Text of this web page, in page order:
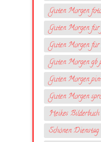
Guten Morgen
Guten Morgen für
Guten Morgen für
Guten Morgen gb
Guten Morgen
Guten Morgen
Heikes Bilderbuch
Schönen Dienstag